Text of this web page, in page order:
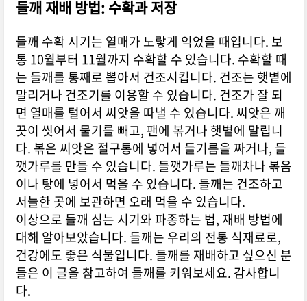
들깨 재배 방법: 수확과 저장
들깨 수확 시기는 열매가 노랗게 익었을 때입니다. 보
통 10월부터 11월까지 수확할 수 있습니다. 수확할 때
는 들깨를 통째로 뽑아서 건조시킵니다. 건조는 햇볕에
말리거나 건조기를 이용할 수 있습니다. 건조가 잘 되
면 열매를 털어서 씨앗을 따낼 수 있습니다. 씨앗은 깨
끗이 씻어서 물기를 빼고, 팬에 볶거나 햇볕에 말립니
다. 볶은 씨앗은 절구통에 넣어서 들기름을 짜거나, 들
깻가루를 만들 수 있습니다. 들깻가루는 들깨차나 볶음
이나 탕에 넣어서 먹을 수 있습니다. 들깨는 건조하고
서늘한 곳에 보관하면 오래 먹을 수 있습니다.
이상으로 들깨 심는 시기와 파종하는 법, 재배 방법에
대해 알아보았습니다. 들깨는 우리의 전통 식재료로,
건강에도 좋은 식물입니다. 들깨를 재배하고 싶으신 분
들은 이 글을 참고하여 들깨를 키워보세요. 감사합니
다.